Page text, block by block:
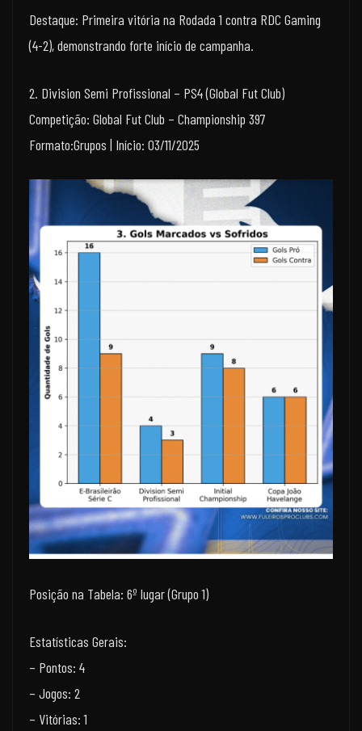
Destaque: Primeira vitória na Rodada 1 contra RDC Gaming
(4-2), demonstrando forte início de campanha.
2. Division Semi Profissional – PS4 (Global Fut Club)
Competição: Global Fut Club – Championship 397
Formato:Grupos | Início: 03/11/2025
Posição na Tabela: 6º lugar (Grupo 1)
Estatísticas Gerais:
– Pontos: 4
– Jogos: 2
– Vitórias: 1